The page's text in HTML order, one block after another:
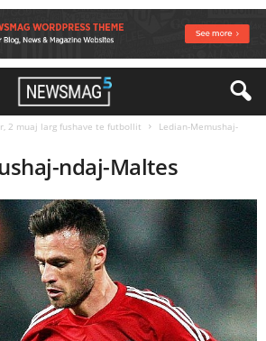
2 muaj larg fushave te futbollit
Ledian-Memushaj-
ndaj-Maltes